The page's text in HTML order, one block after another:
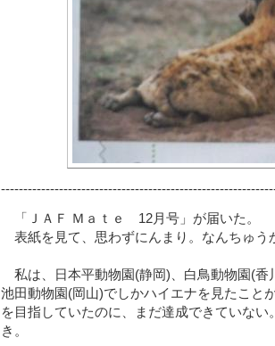
「ＪＡＦ Ｍａｔｅ 12月号」が届いた。
表紙を見て、思わずにんまり。なんちゅう
私は、日本平動物園(静岡)、白鳥動物園(香
池田動物園(岡山)でしかハイエナを見たこと
を目指していたのに、まだ達成できていな
き。